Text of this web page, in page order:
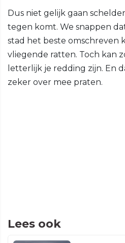
Dus niet gelijk gaan
tegen komt. We snappen
stad het beste omschreven
vliegende ratten. Toch kan
letterlijk je redding zijn. En
zeker over mee praten.
Lees ook